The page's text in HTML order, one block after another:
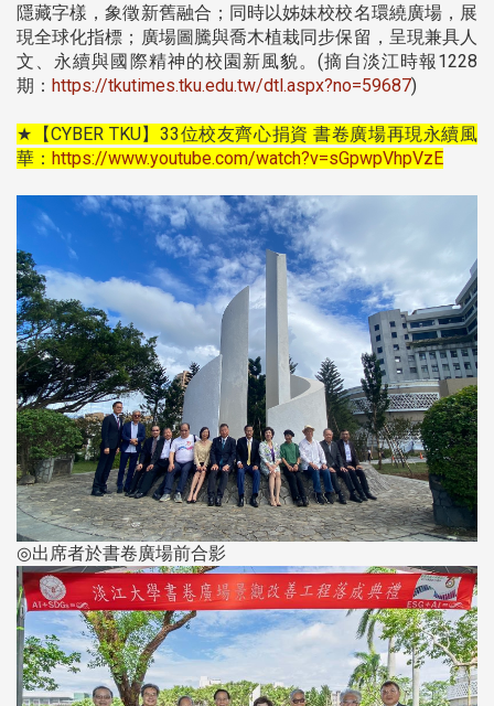
隱藏字樣，象徵新舊融合；同時以姊妹校校名環繞廣場，展
現全球化指標；廣場圖騰與喬木植栽同步保留，呈現兼具人
文、永續與國際精神的校園新風貌。(摘自淡江時報1228
期： https://tkutimes.tku.edu.tw/dtl.aspx?no=59687)
★【CYBER TKU】33位校友齊心捐資 書卷廣場再現永續風
華： https://www.youtube.com/watch?v=sGpwpVhpVzE
◎出席者於書卷廣場前合影